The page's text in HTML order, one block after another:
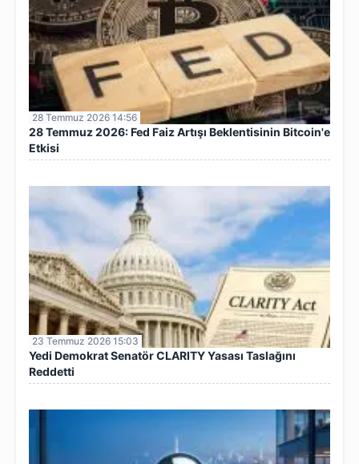
28 Temmuz 2026 14:56
28 Temmuz 2026: Fed Faiz Artışı Beklentisinin Bitcoin'e
Etkisi
23 Temmuz 2026 15:03
Yedi Demokrat Senatör CLARITY Yasası Taslağını
Reddetti